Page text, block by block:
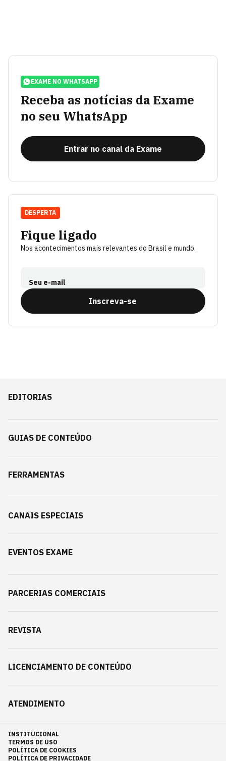
EXAME NO WHATSAPP
Receba as notícias da Exame
no seu WhatsApp
Entrar no canal da Exame
Fique ligado
Nos acontecimentos mais relevantes do Brasil e mundo.
Seu e-mail
Inscreva-se
DESPERTA
EDITORIAS
GUIAS DE CONTEÚDO
FERRAMENTAS
CANAIS ESPECIAIS
EVENTOS EXAME
PARCERIAS COMERCIAIS
REVISTA
LICENCIAMENTO DE CONTEÚDO
ATENDIMENTO
INSTITUCIONAL
TERMOS DE USO
POLÍTICA DE COOKIES
POLÍTICA DE PRIVACIDADE